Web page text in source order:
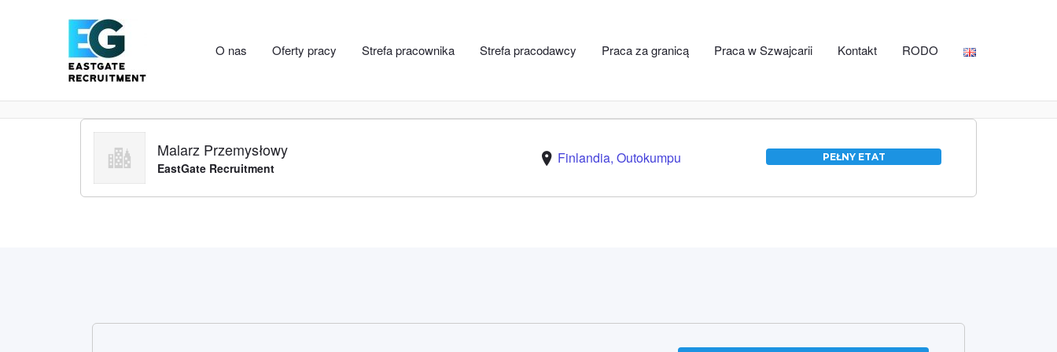
O nas Oferty pracy Strefa pracownika Strefa pracodawcy Praca za granicą Praca w Szwajcarii Kontakt RODO
Outokumpu
Malarz Przemysłowy
EastGate Recruitment
Finlandia, Outokumpu PEŁNY ETAT